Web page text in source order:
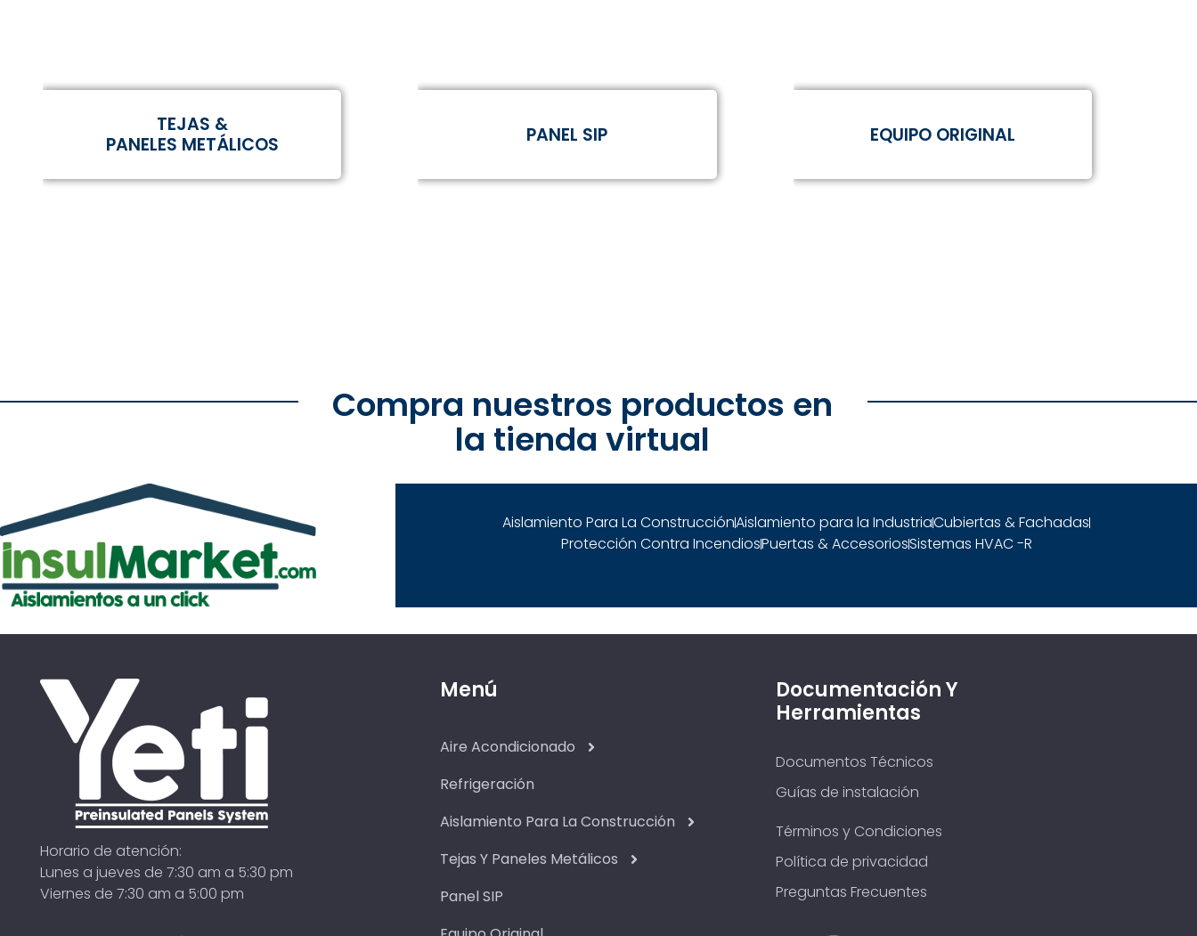
TEJAS &
PANELES METÁLICOS
PANEL SIP EQUIPO ORIGINAL
Compra nuestros productos en
la tienda virtual
Aislamiento Para La ConstrucciónAislamiento para la IndustriaCubiertas & Fachadas
Protección Contra IncendiosPuertas & AccesoriosSistemas HVAC -R
Horario de atención:
Lunes a jueves de 7:30 am a 5:30 pm
Viernes de 7:30 am a 5:00 pm
Menú
Aire Acondicionado
Refrigeración
Aislamiento Para La Construcción
Tejas Y Paneles Metálicos
Panel SIP
Documentación Y
Herramientas
Documentos Técnicos
Guías de instalación
Términos y Condiciones
Política de privacidad
Preguntas Frecuentes